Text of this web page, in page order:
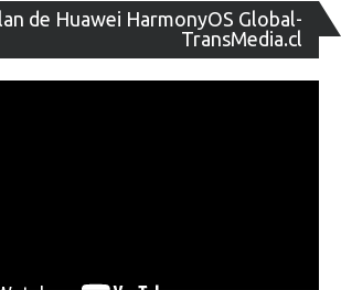
de Huawei HarmonyOS Global-
TransMedia.cl
de